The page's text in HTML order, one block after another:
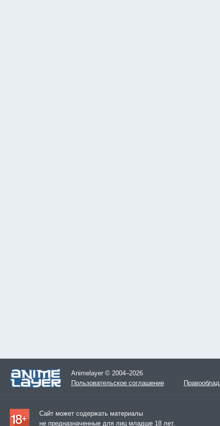
Animelayer © 2004–2026
Пользовательское соглашение
Сайт может содержать материалы
не предназначенные для лиц младше 18 лет.